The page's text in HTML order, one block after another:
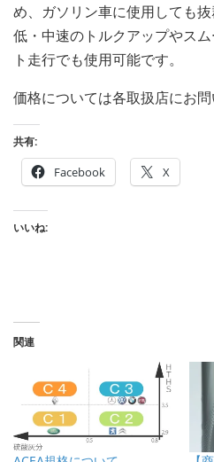
め、ガソリン車に使用しても抜
低・中速のトルクアップやス
ト走行でも使用可能です。
価格については各取扱店にお問
共有:
Facebook X
いいね:
関連